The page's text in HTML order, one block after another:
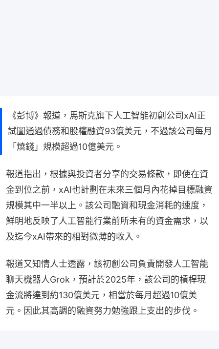
《彭博》報道，馬斯克旗下人工智能初創公司xAI正
試圖通過債務和股權融資93億美元，不過該公司每月
「燒錢」規模超過10億美元。
報道指出，根據與投資者分享的交易條款，即使在資
金到位之前，xAI也計劃在未來三個月內花掉目標融資
規模其中一半以上。該公司融資和現金消耗的速度，
鮮明地反映了人工智能行業前所未有的資金需求，以
及迄今xAI帶來的相對微薄的收入。
報道又知情人士透露，該初創公司負責開發人工智能
聊天機器人Grok，預計於2025年，該公司的槓桿現
金流將達到約130億美元，相當於每月超過10億美
元。因此其高調的融資努力勉強跟上支出的步伐。